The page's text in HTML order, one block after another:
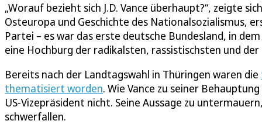
„Worauf bezieht sich J.D. Vance überhaupt?“, zeigte
Osteuropa und Geschichte des Nationalsozialismus,
Partei – es war das erste deutsche Bundesland, in
eine Hochburg der radikalsten, rassistischsten und
Bereits nach der Landtagswahl in Thüringen waren die
thematisiert worden. Wie Vance zu seiner
US-Vizepräsident nicht. Seine Aussage zu
schwerfallen.